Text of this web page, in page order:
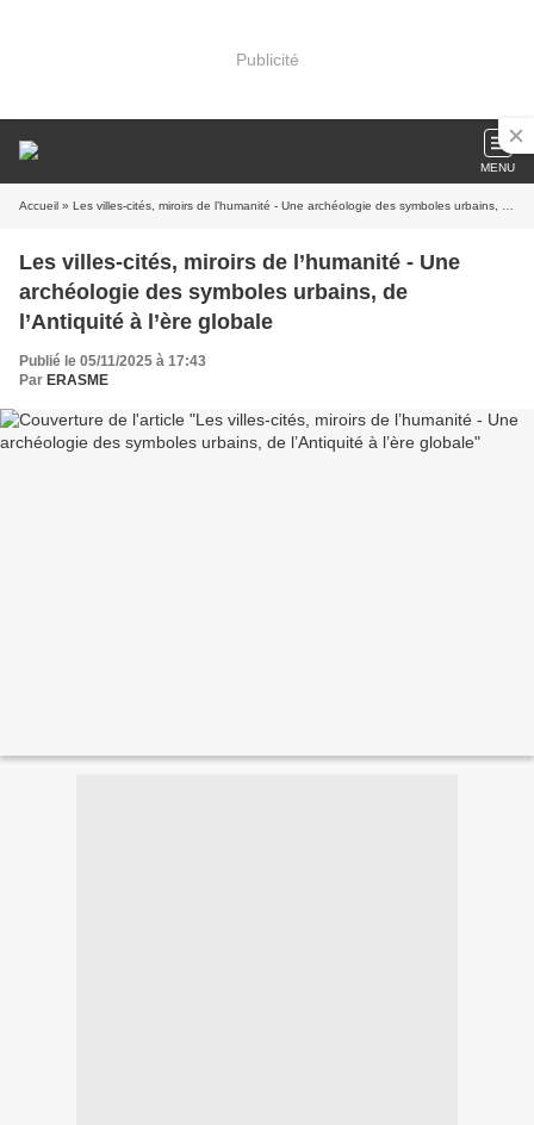
Publicité
MENU
Accueil » Les villes-cités, miroirs de l’humanité - Une archéologie des symboles urbains, de l’Antiquité à l’ère globale
Les villes-cités, miroirs de l’humanité - Une
archéologie des symboles urbains, de
l’Antiquité à l’ère globale
Publié le 05/11/2025 à 17:43
Par ERASME